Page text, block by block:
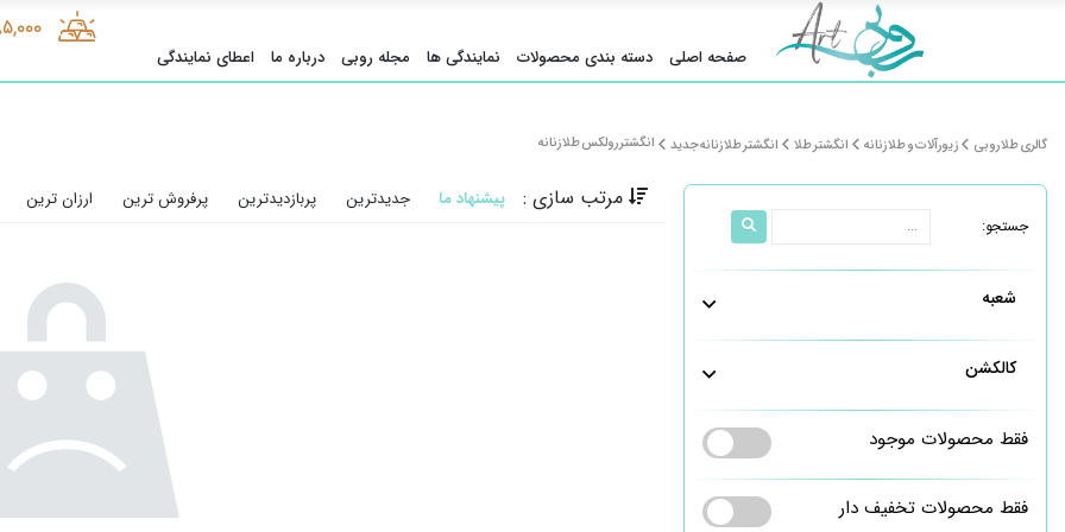
صفحه اصلی دسته بندی محصولات نمایندگی ها مجله روبی درباره ما اعطای نمایندگی
گالری طلا روبی زیورآلات و طلا زنانه انگشتر طلا انگشتر طلا زنانه جدید انگشتر رولکس طلا زنانه
جستجو:
شعبه
کالکشن
فقط محصولات موجود
فقط محصولات تخفیف دار
مرتب سازی : پیشنهاد ما جدیدترین پربازدیدترین پرفروش ترین ارزان ترین